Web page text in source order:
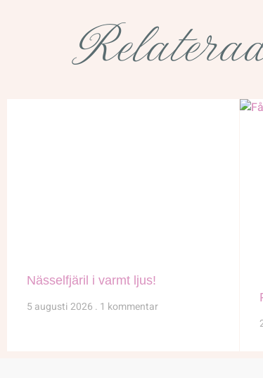
Nässelfjäril i varmt ljus!
5 augusti 2026 1 kommentar